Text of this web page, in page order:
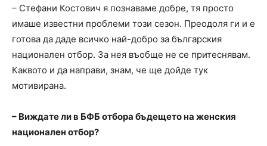
– Стефани Костович я познаваме добре, тя просто
имаше известни проблеми този сезон. Преодоля ги и е
готова да даде всичко най-добро за българския
национален отбор. За нея въобще не се притеснявам.
Каквото и да направи, знам, че ще дойде тук
мотивирана.
– Виждате ли в БФБ отбора бъдещето на женския
национален отбор?